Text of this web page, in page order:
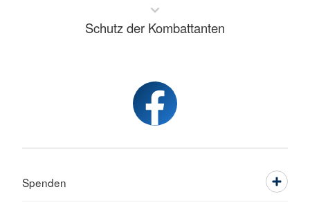
Schutz der Kombattanten
Spenden